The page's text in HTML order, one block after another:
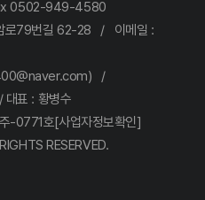
0502-949-4580
로79번길 62-28 / 이메일 :
/
표 : 황병수
-0771호[사업자정보확인]
RESERVED.